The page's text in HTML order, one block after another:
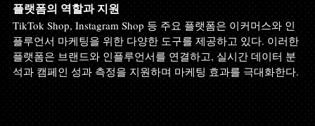
플랫폼의 역할과 지원
TikTok Shop, Instagram Shop 등 주요 플랫폼은 이커머스와 인
플루언서 마케팅을 위한 다양한 도구를 제공하고 있다. 이러한
플랫폼은 브랜드와 인플루언서를 연결하고, 실시간 데이터 분
석과 캠페인 성과 측정을 지원하며 마케팅 효과를 극대화한다.